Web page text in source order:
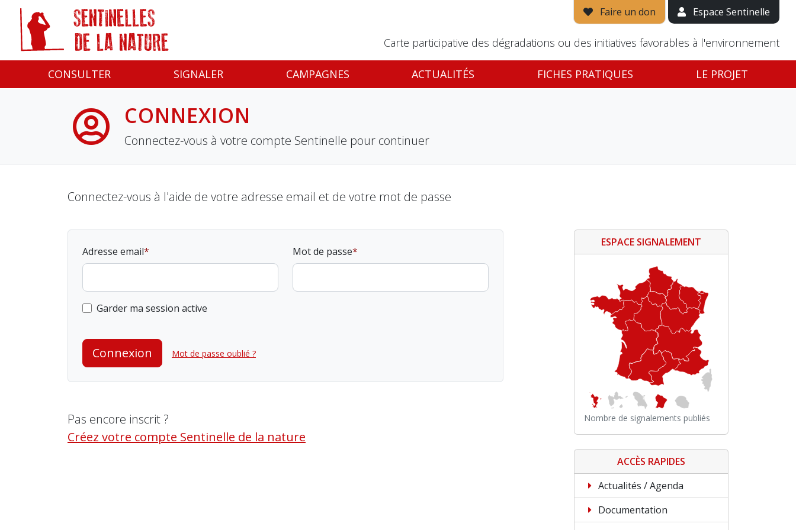
Faire un don Espace Sentinelle
Carte participative des dégradations ou des initiatives favorables à l'environnement
CONSULTER SIGNALER CAMPAGNES ACTUALITÉS FICHES PRATIQUES LE PROJET
CONNEXION
Connectez-vous à votre compte Sentinelle pour continuer
Connectez-vous à l'aide de votre adresse email et de votre mot de passe
Adresse email Mot de passe
Garder ma session active
Connexion Mot de passe oublié ?
Pas encore inscrit ?
Créez votre compte Sentinelle de la nature
ESPACE SIGNALEMENT
Nombre de signalements publiés
ACCÈS RAPIDES
Actualités / Agenda
Documentation
Panneau de gestion des cookies